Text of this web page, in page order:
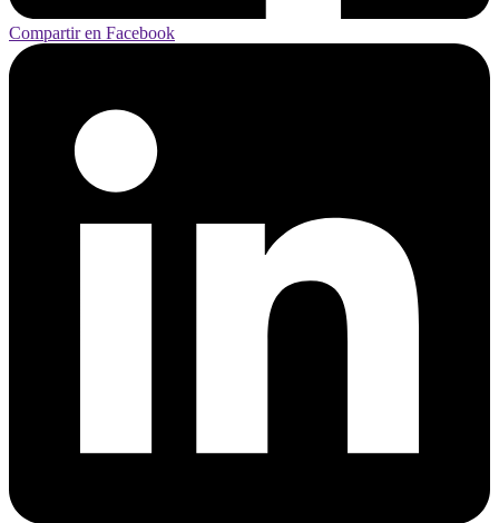
Compartir en Facebook